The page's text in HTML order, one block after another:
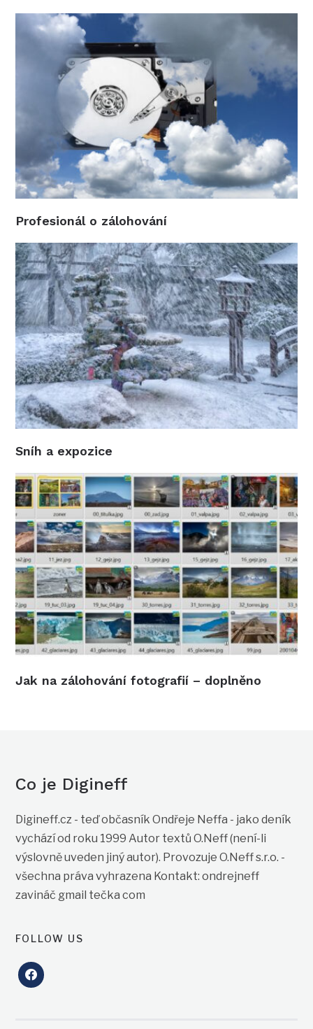
Profesionál o zálohování
Sníh a expozice
Jak na zálohování fotografií – doplněno
Co je Digineff
Digineff.cz - teď občasník Ondřeje Neffa - jako deník
vychází od roku 1999 Autor textů O.Neff (není-li
výslovně uveden jiný autor). Provozuje O.Neff s.r.o. -
všechna práva vyhrazena Kontakt: ondrejneff
zavináč gmail tečka com
FOLLOW US
facebook